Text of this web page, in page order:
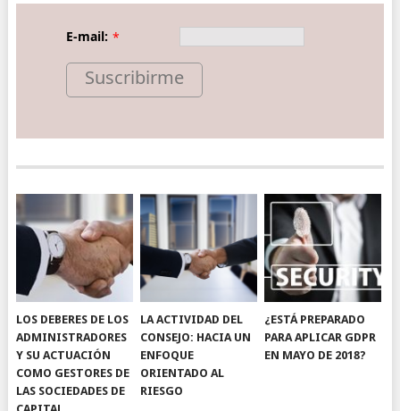
E-mail: *
Suscribirme
LOS DEBERES DE LOS
ADMINISTRADORES
Y SU ACTUACIÓN
COMO GESTORES DE
LAS SOCIEDADES DE
LA ACTIVIDAD DEL
CONSEJO: HACIA UN
ENFOQUE
ORIENTADO AL
RIESGO
¿ESTÁ PREPARADO
PARA APLICAR GDPR
EN MAYO DE 2018?